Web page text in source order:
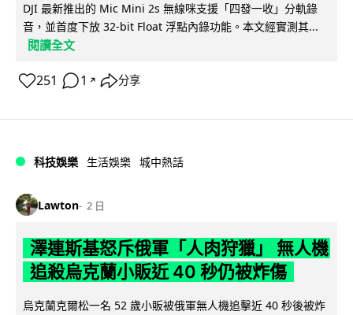
DJI 最新推出的 Mic Mini 2s 無線咪支援「四發一收」分軌錄
音，並首度下放 32-bit Float 浮點內錄功能。本文經實測其...
閱讀全文
251 1 ↗ 分享
科技娛樂 生活娛樂 城中熱話
Lawton 2 日
澤連斯基怒斥俄軍「人肉狩獵」 無人機
追殺烏克蘭小販近 40 秒仍被炸傷
烏克蘭克爾松一名 52 歲小販被俄軍無人機追擊近 40 秒後被炸